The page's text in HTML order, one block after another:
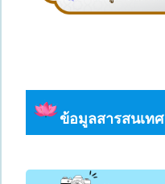
ข้อมูลสารสนเทศ